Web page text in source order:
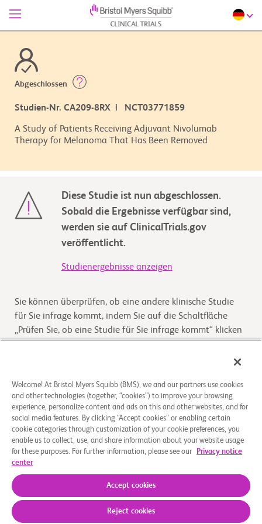
Abgeschlossen
Studien-Nr. CA209-8RX | NCT03771859
A Study of Patients Receiving Adjuvant Nivolumab
Therapy for Melanoma That Has Been Removed
Diese Studie ist nun abgeschlossen.
Sobald die Ergebnisse verfügbar sind,
werden sie auf ClinicalTrials.gov
veröffentlicht.
Studienergebnisse anzeigen
Sie können überprüfen, ob eine andere klinische Studie
für Sie infrage kommt, indem Sie auf die Schaltfläche
„Prüfen Sie, ob eine Studie für Sie infrage kommt“ klicken
Überblick
A study in melanoma patients with involvement of lymph
nodes or disease that has spread who have undergone
complete removal and are eligible for adjuvant
More
Datenschutzbestimmungen
Welcome! At Bristol Myers Squibb (BMS), we and our partners use cookies
and other technologies (together, “cookies”) to improve your browsing
experience, personalize content and ads on this and other websites, and for
social media features. By clicking “Accept cookies” or enabling certain
cookie categories through customization of your cookie preferences, you
enable us to collect, use, and share information about your website usage
for these purposes. For further information, please see our
Privacy notice
center
Accept cookies
Reject cookies